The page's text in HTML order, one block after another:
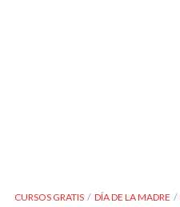
CURSOS GRATIS DÍA DE LA MADRE